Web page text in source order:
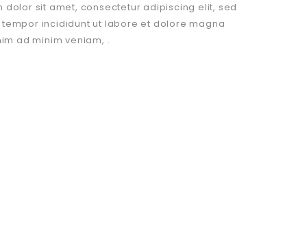
dolor sit amet, consectetur adipiscing elit, sed
incididunt ut labore et dolore magna
ad minim veniam, .